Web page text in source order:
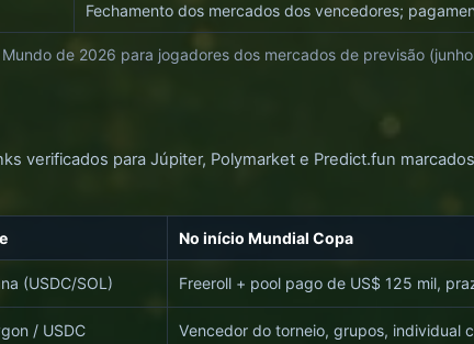
de 2026 para jogadores dos mercados de previsão
Fechamento dos mercados dos vencedores;
verificados para Júpiter, Polymarket e Predict.fun
No início Mundial Copa
(USDC/SOL) Freeroll + pool pago de US$ 125 mil,
/ USDC Vencedor do torneio, grupos, individual